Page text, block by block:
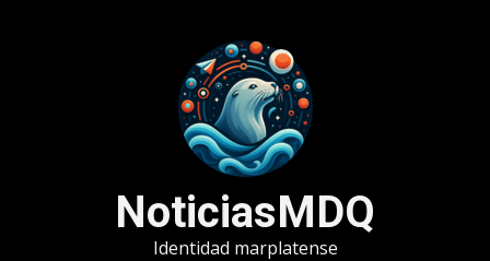
NoticiasMDQ
Identidad marplatense